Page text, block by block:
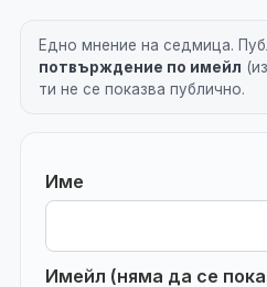
Едно мнение на седмица.
потвърждение по имейл
ти не се показва публично.
Име
Имейл (няма да се